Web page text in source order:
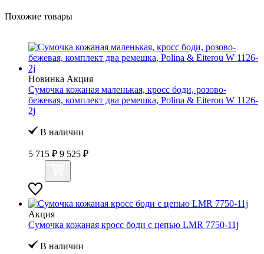
Похожие товары
Новинка Акция
Сумочка кожаная маленькая, кросс боди, розово-
бежевая, комплект два ремешка, Polina & Eiterou W 1126-
2j
В наличии
5 715 ₽ 9 525 ₽
Акция
Сумочка кожаная кросс боди с цепью LMR 7750-11j
В наличии